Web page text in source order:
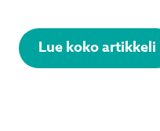
Lue koko artikkeli